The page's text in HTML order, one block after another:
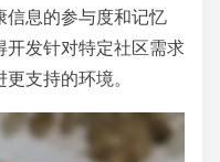
信息的参与度和记忆
开发针对特定社区需求
支持的环境。